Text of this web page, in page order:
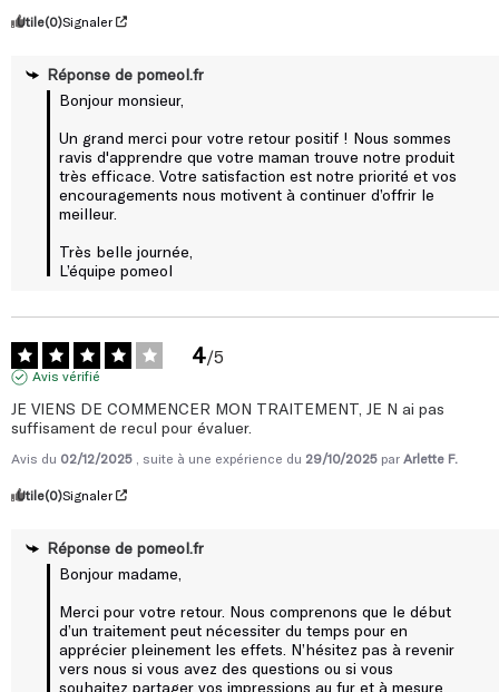
Bonjour monsieur,
Un grand merci pour votre retour positif ! Nous sommes
ravis d'apprendre que votre maman trouve notre produit
très efficace. Votre satisfaction est notre priorité et vos
encouragements nous motivent à continuer d’offrir le
meilleur.
Très belle journée,
L’équipe pomeol
Avis vérifié
JE VIENS DE COMMENCER MON TRAITEMENT, JE N ai pas
suffisament de recul pour évaluer.
Avis du02/12/2025 , suite à une expérience du
Utile(0) Signaler
Bonjour madame,
Merci pour votre retour. Nous comprenons que le début
d’un traitement peut nécessiter du temps pour en
apprécier pleinement les effets. N’hésitez pas à revenir
vers nous si vous avez des questions ou si vous
souhaitez partager vos impressions au fur et à mesure
de votre expérience.